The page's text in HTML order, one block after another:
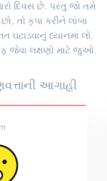
દિવસ છે. પરંતુ જો તમે
તો કૃપા કરીને લાંબા
ધ્યાનમાં લો.
જેવા લક્ષણો માટે જુઓ.
આગાહી